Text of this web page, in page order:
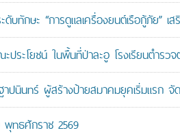
ทักษะ “การดูแลเครื่องยนต์เรือกู้ภัย” เ
ะโยชน์ ในพื้นที่ป่าละอู โรงเรียนตำรวจ
นินทร์ ผู้สร้างป้ายสมาคมยุคเริ่มแรก
พุทธศักราช 2569